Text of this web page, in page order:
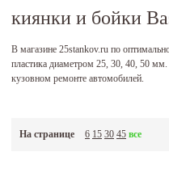
киянки и бойки
В магазине 25stankov.ru по
пластика диаметром 25, 30, 40, 50
кузовном ремонте автомобилей.
На странице 6 15 30 45 все